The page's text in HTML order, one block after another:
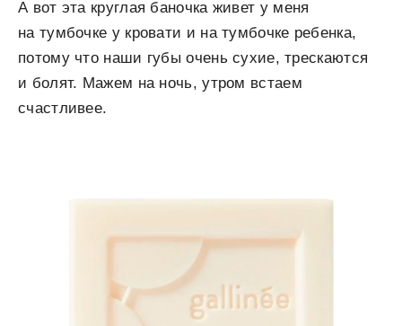
А вот эта круглая баночка живет у меня
на тумбочке у кровати и на тумбочке ребенка,
потому что наши губы очень сухие, трескаются
и болят. Мажем на ночь, утром встаем
счастливее.